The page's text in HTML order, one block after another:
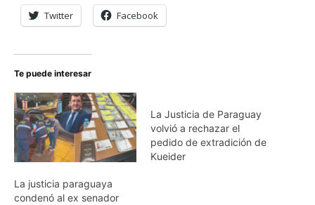
Twitter Facebook
Te puede interesar
La justicia paraguaya
condenó al ex senador
La Justicia de Paraguay
volvió a rechazar el
pedido de extradición de
Kueider